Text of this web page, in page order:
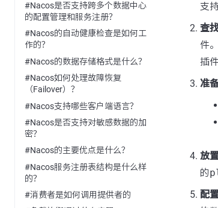
#Nacos是否支持跨多个数据中心
的配置管理和服务注册？
#Nacos的自动健康检查是如何工
作的？
#Nacos的数据存储格式是什么？
#Nacos如何处理故障恢复
（Failover）？
#Nacos支持哪些客户端语言？
#Nacos是否支持对敏感数据的加
密？
#Nacos的主要优点是什么？
#Nacos服务注册表结构是什么样
的？
#消费者是如何调用提供者的
支
查
件
插
准
放
的
配